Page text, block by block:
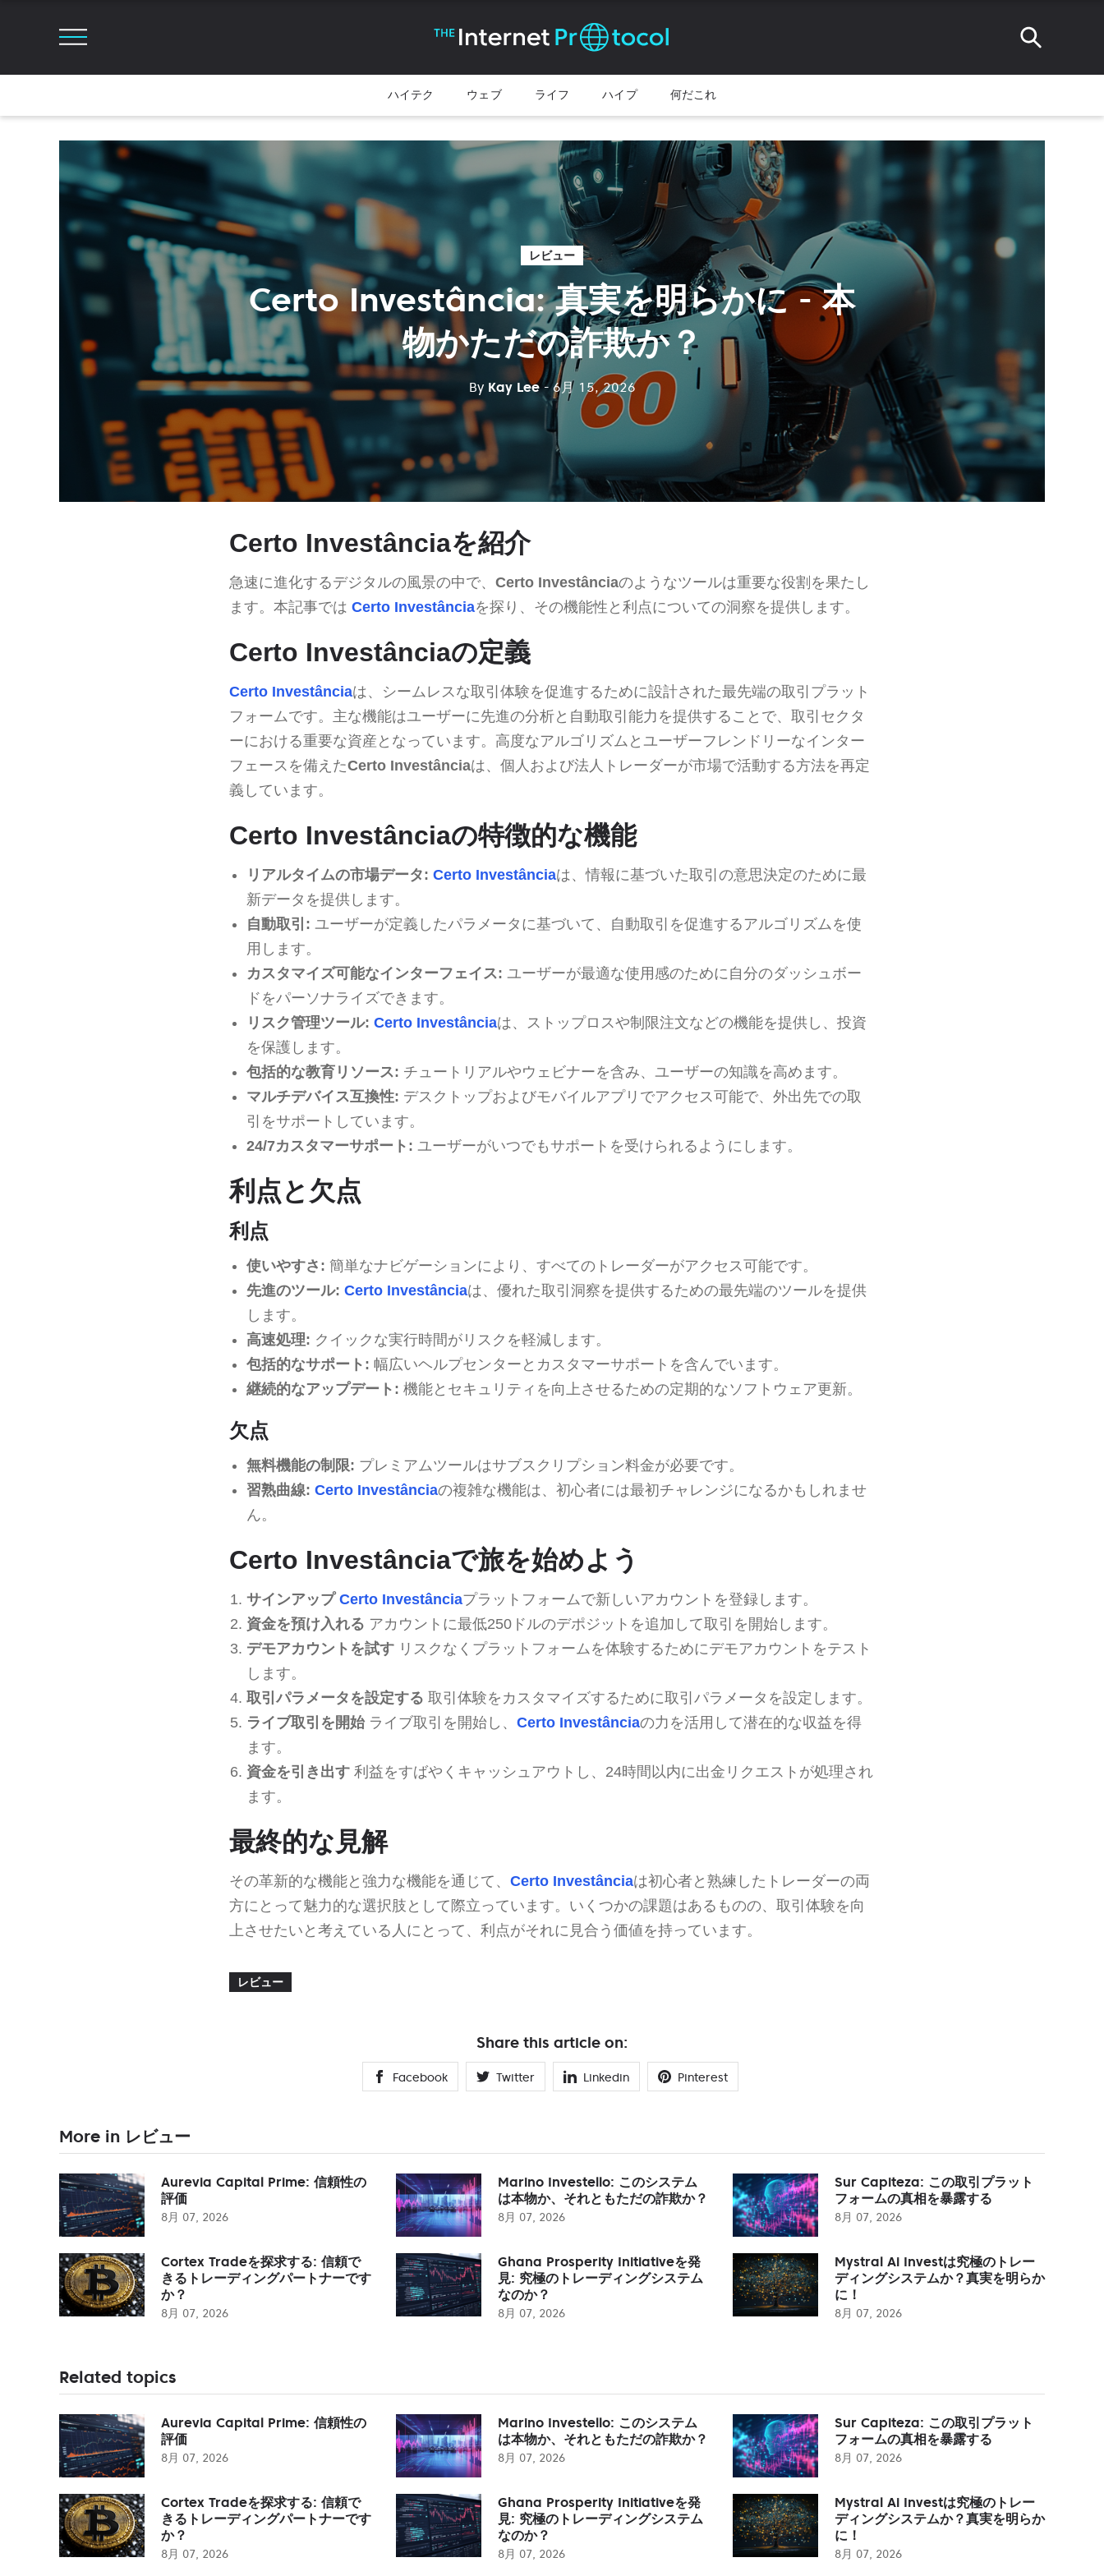
ハイテク ウェブ ライフ ハイプ 何だこれ
レビュー
Certo Investância: 真実を明らかに - 本
物かただの詐欺か？
By Kay Lee - 6月 15, 2026
Certo Investânciaを紹介
急速に進化するデジタルの風景の中で、 Certo Investânciaのようなツールは重要な役割を果たし
ます。本記事では Certo Investânciaを探り、その機能性と利点についての洞察を提供します。
Certo Investânciaの定義
Certo Investânciaは、シームレスな取引体験を促進するために設計された最先端の取引プラット
フォームです。主な機能はユーザーに先進の分析と自動取引能力を提供することで、取引セクタ
ーにおける重要な資産となっています。高度なアルゴリズムとユーザーフレンドリーなインター
フェースを備えたCerto Investânciaは、個人および法人トレーダーが市場で活動する方法を再定
義しています。
Certo Investânciaの特徴的な機能
リアルタイムの市場データ: Certo Investânciaは、情報に基づいた取引の意思決定のために最
新データを提供します。
自動取引: ユーザーが定義したパラメータに基づいて、自動取引を促進するアルゴリズムを使
用します。
カスタマイズ可能なインターフェイス: ユーザーが最適な使用感のために自分のダッシュボー
ドをパーソナライズできます。
リスク管理ツール: Certo Investânciaは、ストップロスや制限注文などの機能を提供し、投資
を保護します。
包括的な教育リソース: チュートリアルやウェビナーを含み、ユーザーの知識を高めます。
マルチデバイス互換性: デスクトップおよびモバイルアプリでアクセス可能で、外出先での取
引をサポートしています。
24/7カスタマーサポート: ユーザーがいつでもサポートを受けられるようにします。
利点と欠点
利点
使いやすさ: 簡単なナビゲーションにより、すべてのトレーダーがアクセス可能です。
先進のツール: Certo Investânciaは、優れた取引洞察を提供するための最先端のツールを提供
します。
高速処理: クイックな実行時間がリスクを軽減します。
包括的なサポート: 幅広いヘルプセンターとカスタマーサポートを含んでいます。
継続的なアップデート: 機能とセキュリティを向上させるための定期的なソフトウェア更新。
欠点
無料機能の制限: プレミアムツールはサブスクリプション料金が必要です。
習熟曲線: Certo Investânciaの複雑な機能は、初心者には最初チャレンジになるかもしれませ
ん。
Certo Investânciaで旅を始めよう
サインアップ Certo Investânciaプラットフォームで新しいアカウントを登録します。
資金を預け入れる アカウントに最低250ドルのデポジットを追加して取引を開始します。
デモアカウントを試すリスクなくプラットフォームを体験するためにデモアカウントをテスト
します。
取引パラメータを設定する 取引体験をカスタマイズするために取引パラメータを設定します。
ライブ取引を開始ライブ取引を開始し、 Certo Investânciaの力を活用して潜在的な収益を得
ます。
資金を引き出す利益をすばやくキャッシュアウトし、24時間以内に出金リクエストが処理され
ます。
最終的な見解
その革新的な機能と強力な機能を通じて、 Certo Investânciaは初心者と熟練したトレーダーの両
方にとって魅力的な選択肢として際立っています。いくつかの課題はあるものの、取引体験を向
上させたいと考えている人にとって、利点がそれに見合う価値を持っています。
レビュー
Share this article on:
Facebook Twitter Linkedin Pinterest
More in レビュー
Aurevia Capital Prime: 信頼性の
評価
8月 07, 2026
Marino Investello: このシステム
は本物か、それともただの詐欺か？
8月 07, 2026
Sur Capiteza: この取引プラット
フォームの真相を暴露する
8月 07, 2026
Cortex Tradeを探求する: 信頼で
きるトレーディングパートナーです
か？
8月 07, 2026
Ghana Prosperity Initiativeを発
見: 究極のトレーディングシステム
なのか？
8月 07, 2026
Mystral Ai Investは究極のトレー
ディングシステムか？真実を明らか
に！
8月 07, 2026
Related topics
Aurevia Capital Prime: 信頼性の
評価
8月 07, 2026
Marino Investello: このシステム
は本物か、それともただの詐欺か？
8月 07, 2026
Sur Capiteza: この取引プラット
フォームの真相を暴露する
8月 07, 2026
Cortex Tradeを探求する: 信頼で
きるトレーディングパートナーです
か？
8月 07, 2026
Ghana Prosperity Initiativeを発
見: 究極のトレーディングシステム
なのか？
8月 07, 2026
Mystral Ai Investは究極のトレー
ディングシステムか？真実を明らか
に！
8月 07, 2026